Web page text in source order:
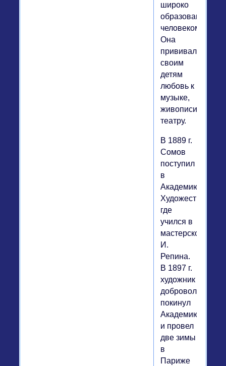
широко
образованным
человеком.
Она
прививала
своим
детям
любовь к
музыке,
живописи,
театру.
В 1889 г.
Сомов
поступил
в
Академию
Художеств,
где
учился в
мастерской
И.
Репина.
В 1897 г.
художник
добровольно
покинул
Академию
и провел
две зимы
в
Париже